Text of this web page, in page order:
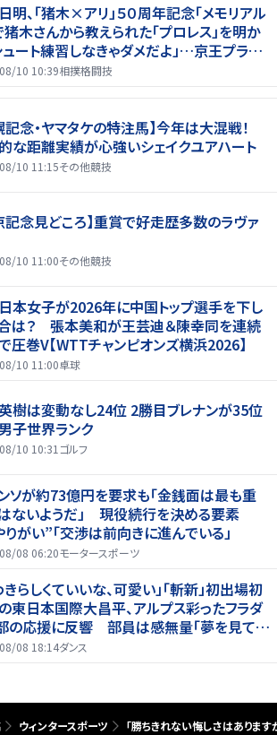
明、「猪木×アリ」５０周年記念「メモリアル
猪木さんから教えられた「プロレス」を明か
ュート練習しなきゃダメだよ」…京王プラザ
で３１日まで
10 10:39相撲格闘技
記念・ヤマタケの特注馬】今年は大混戦！
な距離実績が心強いシェイクユアハート
10 11:15その他競技
記念見どころ】重賞で好走歴多数のラヴァ
10 11:00その他競技
本女子が2026年に中国トップ選手を下し
は？ 張本美和が王芸迪＆陳幸同を連続
圧巻V【WTTチャンピオンズ横浜2026】
10 11:00卓球
樹は変動なし24位 2勝目ブレナンが35位
子世界ランク
10 10:31 ゴルフ
ソが約73億円を要求も「金銭面は最も重
ないようだ」 現役続行を決める要素
がい”「交渉は前向きに進んでいる」
08 06:20モータースポーツ
きらしくていいな、可愛い」「斬新」初出場初
東日本国際大昌平、アルプス彩ったフラダ
の応援に反響 部員は感無量「夢を見てい
08 18:14ダンス
ウィンタースポーツ 「勝ちきれない悔しさはありま